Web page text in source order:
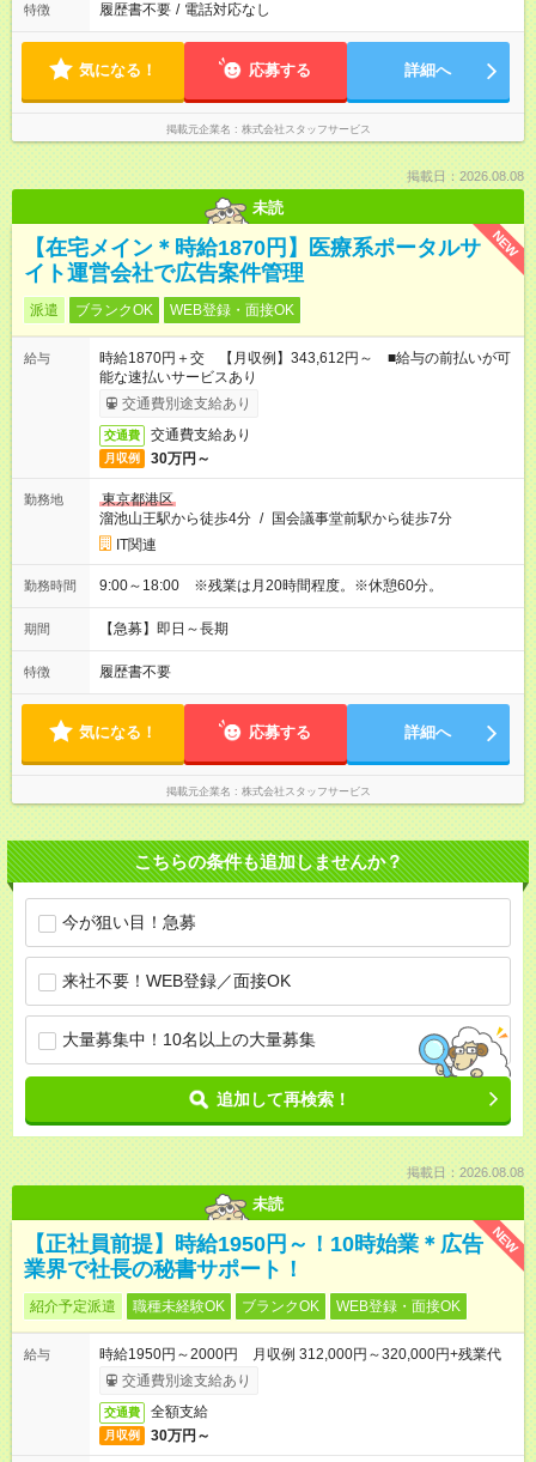
特徴 履歴書不要 / 電話対応なし
気になる！ 応募する 詳細へ
掲載元企業名 株式会社スタッフサービス
掲載日：2026.08.08
未読
NEW
【在宅メイン＊時給1870円】医療系ポータルサ
イト運営会社で広告案件管理
派遣 ブランクOK WEB登録・面接OK
給与
時給1870円＋交 【月収例】343,612円～ ■給与の前払いが可
能な速払いサービスあり
交通費別途支給あり
交通費 交通費支給あり
月収例 30万円～
勤務地
東京都港区
溜池山王駅から徒歩4分 / 国会議事堂前駅から徒歩7分
IT関連
勤務時間 9:00～18:00 ※残業は月20時間程度。※休憩60分。
期間 【急募】即日～長期
特徴 履歴書不要
気になる！ 応募する 詳細へ
掲載元企業名 株式会社スタッフサービス
こちらの条件も追加しませんか？
今が狙い目！急募
来社不要！WEB登録／面接OK
大量募集中！10名以上の大量募集
追加して再検索！
掲載日：2026.08.08
未読
NEW
【正社員前提】時給1950円～！10時始業＊広告
業界で社長の秘書サポート！
紹介予定派遣 職種未経験OK ブランクOK WEB登録・面接OK
給与
時給1950円～2000円 月収例 312,000円～320,000円+残業代
交通費別途支給あり
交通費 全額支給
月収例 30万円～